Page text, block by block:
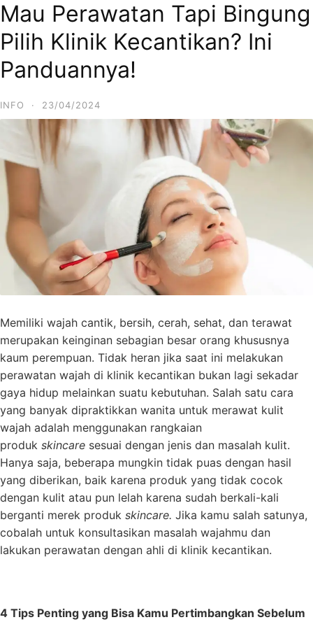
Skip
to
content
Mau Perawatan Tapi Bingung
Pilih Klinik Kecantikan? Ini
Panduannya!
INFO · 23/04/2024
Memiliki wajah cantik, bersih, cerah, sehat, dan terawat
merupakan keinginan sebagian besar orang khususnya
kaum perempuan. Tidak heran jika saat ini melakukan
perawatan wajah di klinik kecantikan bukan lagi sekadar
gaya hidup melainkan suatu kebutuhan. Salah satu cara
yang banyak dipraktikkan wanita untuk merawat kulit
wajah adalah menggunakan rangkaian
produk skincare sesuai dengan jenis dan masalah kulit.
Hanya saja, beberapa mungkin tidak puas dengan hasil
yang diberikan, baik karena produk yang tidak cocok
dengan kulit atau pun lelah karena sudah berkali-kali
berganti merek produk skincare. Jika kamu salah satunya,
cobalah untuk konsultasikan masalah wajahmu dan
lakukan perawatan dengan ahli di klinik kecantikan.
4 Tips Penting yang Bisa Kamu Pertimbangkan Sebelum